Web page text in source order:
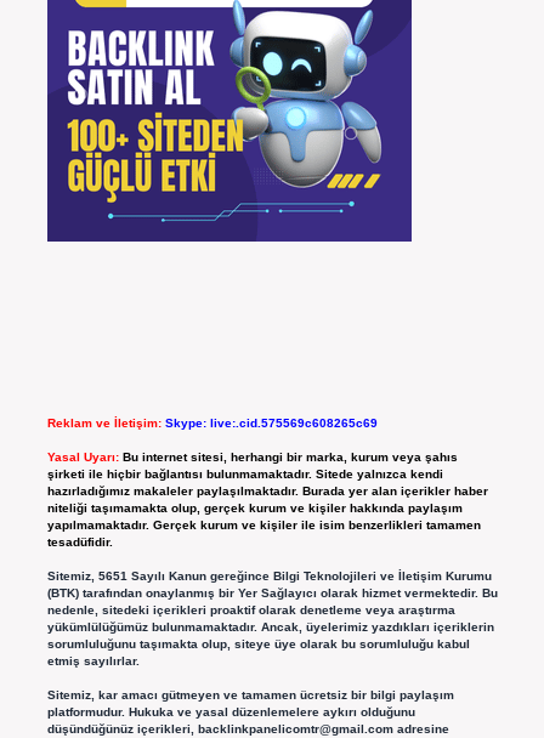
Reklam ve İletişim: Skype: live:.cid.575569c608265c69
Yasal Uyarı: Bu internet sitesi, herhangi bir marka, kurum veya şahıs
şirketi ile hiçbir bağlantısı bulunmamaktadır. Sitede yalnızca kendi
hazırladığımız makaleler paylaşılmaktadır. Burada yer alan içerikler haber
niteliği taşımamakta olup, gerçek kurum ve kişiler hakkında paylaşım
yapılmamaktadır. Gerçek kurum ve kişiler ile isim benzerlikleri tamamen
tesadüfidir.
Sitemiz, 5651 Sayılı Kanun gereğince Bilgi Teknolojileri ve İletişim Kurumu
(BTK) tarafından onaylanmış bir Yer Sağlayıcı olarak hizmet vermektedir. Bu
nedenle, sitedeki içerikleri proaktif olarak denetleme veya araştırma
yükümlülüğümüz bulunmamaktadır. Ancak, üyelerimiz yazdıkları içeriklerin
sorumluluğunu taşımakta olup, siteye üye olarak bu sorumluluğu kabul
etmiş sayılırlar.
Sitemiz, kar amacı gütmeyen ve tamamen ücretsiz bir bilgi paylaşım
platformudur. Hukuka ve yasal düzenlemelere aykırı olduğunu
düşündüğünüz içerikleri, backlinkpanelicomtr@gmail.comadresine